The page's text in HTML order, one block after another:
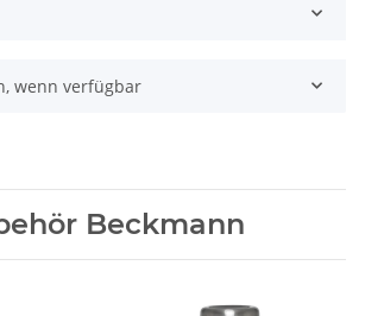
wenn verfügbar
Beckmann